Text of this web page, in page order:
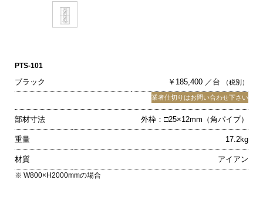
PTS-101
ブラック ￥185,400 ／台 （税別）
業者仕切りはお問い合わせ下さい
部材寸法 外枠：□25×12mm（角パイプ）
重量 17.2kg
材質 アイアン
※ W800×H2000mmの場合